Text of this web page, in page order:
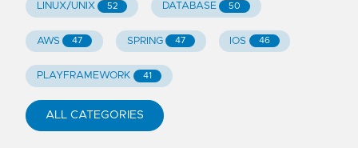
LINUX/UNIX 52 DATABASE 50
AWS 47 SPRING 47 IOS 46
PLAYFRAMEWORK 41
ALL CATEGORIES